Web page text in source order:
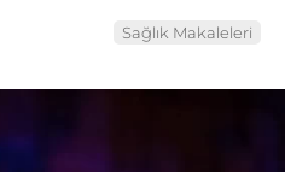
Sağlık Makaleleri